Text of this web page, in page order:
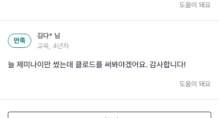
도움이 돼요
만족
김다* 님
교육, 4년차
늘 제미나이만 썼는데 클로드를 써봐야겠어요. 감사합니다!
도움이 돼요